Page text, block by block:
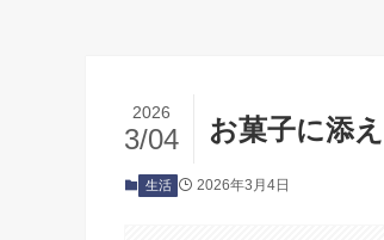
お菓子に添
2026
3/04
生活 2026年3月4日